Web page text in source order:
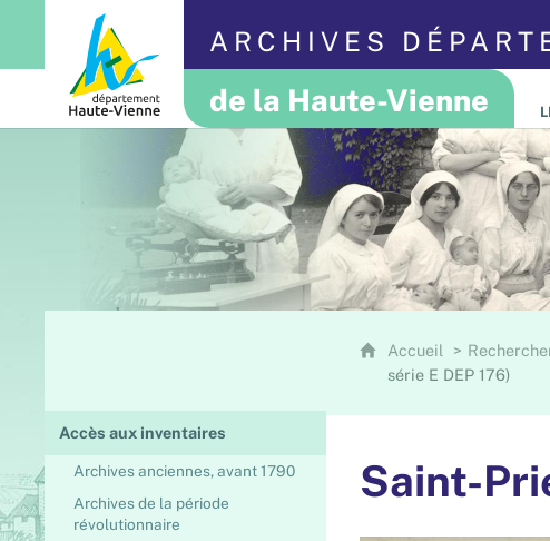
ARCHIVES
de la Haute-Vienne
Accès aux inventaires
Archives anciennes, avant 1790
Archives de la période
révolutionnaire
Accueil
série E DEP 176)
Saint-